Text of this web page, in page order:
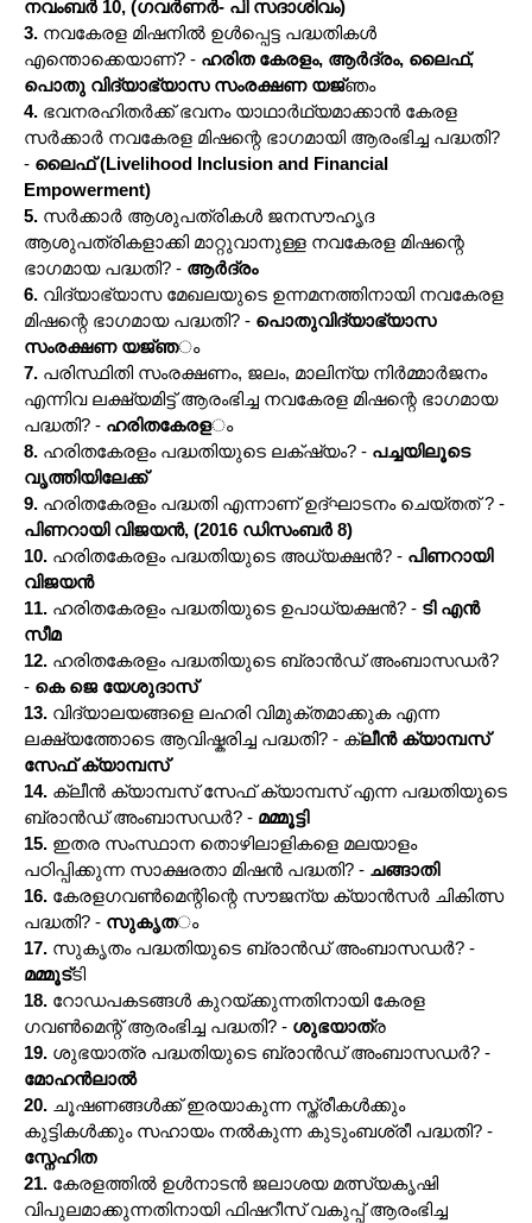
നവംബർ 10, (ഗവർണർ- പി സദാശിവം)
3. നവകേരള മിഷനിൽ ഉൾപ്പെട്ട പദ്ധതികൾ
എന്തൊക്കെയാണ്? - ഹരിത കേരളം, ആർദ്രം, ലൈഫ്‌,
പൊതു വിദ്യാഭ്യാസ സംരക്ഷണ യജ്ഞം
4. ഭവനരഹിതർക്ക് ഭവനം യാഥാർഥ്യമാക്കാൻ കേരള
സർക്കാർ നവകേരള മിഷന്റെ ഭാഗമായി ആരംഭിച്ച പദ്ധതി?
- ലൈഫ് (Livelihood Inclusion and Financial
Empowerment)
5. സർക്കാർ ആശുപത്രികൾ ജനസൗഹൃദ
ആശുപത്രികളാക്കി മാറ്റുവാനുള്ള നവകേരള മിഷന്റെ
ഭാഗമായ പദ്ധതി? - ആർദ്രം
6. വിദ്യാഭ്യാസ മേഖലയുടെ ഉന്നമനത്തിനായി നവകേരള
മിഷന്റെ ഭാഗമായ പദ്ധതി? - പൊതുവിദ്യാഭ്യാസ
സംരക്ഷണ യജ്‌ഞം
7. പരിസ്ഥിതി സംരക്ഷണം, ജലം, മാലിന്യ നിർമ്മാർജനം
എന്നിവ ലക്ഷ്യമിട്ട് ആരംഭിച്ച നവകേരള മിഷന്റെ ഭാഗമായ
പദ്ധതി? - ഹരിതകേരളം
8. ഹരിതകേരളം പദ്ധതിയുടെ ലക്‌ഷ്യം? - പച്ചയിലൂടെ
വൃത്തിയിലേക്ക്
9. ഹരിതകേരളം പദ്ധതി എന്നാണ് ഉദ്‌ഘാടനം ചെയ്തത് ? -
പിണറായി വിജയൻ, (2016 ഡിസംബർ 8)
10. ഹരിതകേരളം പദ്ധതിയുടെ അധ്യക്ഷൻ? - പിണറായി
വിജയൻ
11. ഹരിതകേരളം പദ്ധതിയുടെ ഉപാധ്യക്ഷൻ? - ടി എൻ
സീമ
12. ഹരിതകേരളം പദ്ധതിയുടെ ബ്രാൻഡ് അംബാസഡർ?
- കെ ജെ യേശുദാസ്
13. വിദ്യാലയങ്ങളെ ലഹരി വിമുക്തമാക്കുക എന്ന
ലക്ഷ്യത്തോടെ ആവിഷ്കരിച്ച പദ്ധതി? - ക്ലീൻ ക്യാമ്പസ്
സേഫ് ക്യാമ്പസ്
14. ക്ലീൻ ക്യാമ്പസ് സേഫ് ക്യാമ്പസ് എന്ന പദ്ധതിയുടെ
ബ്രാൻഡ് അംബാസഡർ? - മമ്മൂട്ടി
15. ഇതര സംസ്ഥാന തൊഴിലാളികളെ മലയാളം
പഠിപ്പിക്കുന്ന സാക്ഷരതാ മിഷൻ പദ്ധതി? - ചങ്ങാതി
16. കേരളഗവൺമെന്റിന്റെ സൗജന്യ ക്യാൻസർ ചികിത്സ
പദ്ധതി? - സുകൃതം
17. സുകൃതം പദ്ധതിയുടെ ബ്രാൻഡ് അംബാസഡർ? -
മമ്മൂട്ടി
18. റോഡപകടങ്ങൾ കുറയ്ക്കുന്നതിനായി കേരള
ഗവൺമെന്റ് ആരംഭിച്ച പദ്ധതി? - ശുഭയാത്ര
19. ശുഭയാത്ര പദ്ധതിയുടെ ബ്രാൻഡ് അംബാസഡർ? -
മോഹൻലാൽ
20. ചൂഷണങ്ങൾക്ക് ഇരയാകുന്ന സ്ത്രീകൾക്കും
കുട്ടികൾക്കും സഹായം നൽകുന്ന കുടുംബശ്രീ പദ്ധതി? -
സ്നേഹിത
21. കേരളത്തിൽ ഉൾനാടൻ ജലാശയ മത്സ്യകൃഷി
വിപുലമാക്കുന്നതിനായി ഫിഷറീസ് വകുപ്പ് ആരംഭിച്ച